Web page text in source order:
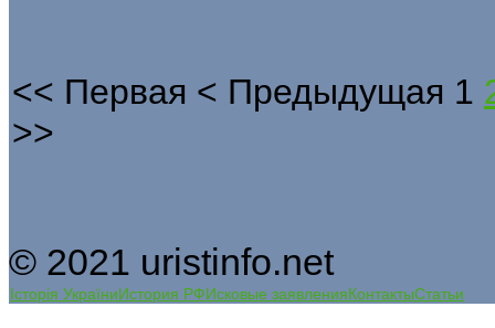
<< Первая < Предыдущая 1
>>
© 2021 uristinfo.net
Історія УкраїниИстория РФИсковые заявленияКонтактыСтатьи